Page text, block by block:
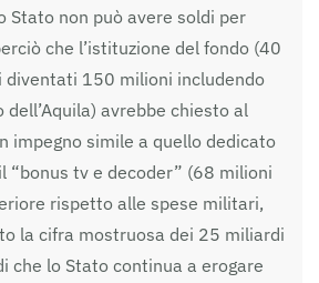
Stato non può avere soldi per
che l’istituzione del fondo (40
diventati 150 milioni includendo
avrebbe chiesto al
impegno simile a quello dedicato
“bonus tv e decoder” (68 milioni
rispetto alle spese militari,
la cifra mostruosa dei 25 miliardi
che lo Stato continua a erogare